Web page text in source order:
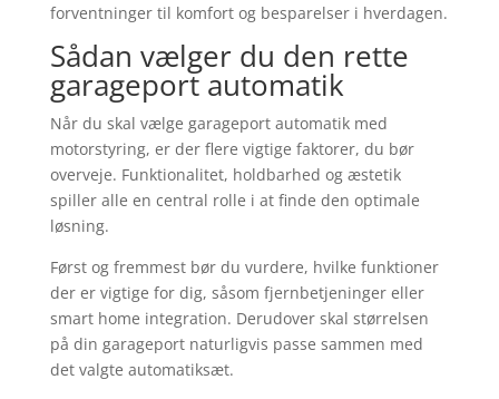
forventninger til komfort og besparelser i hverdagen.
Sådan vælger du den rette
garageport automatik
Når du skal vælge garageport automatik med
motorstyring, er der flere vigtige faktorer, du bør
overveje. Funktionalitet, holdbarhed og æstetik
spiller alle en central rolle i at finde den optimale
løsning.
Først og fremmest bør du vurdere, hvilke funktioner
der er vigtige for dig, såsom fjernbetjeninger eller
smart home integration. Derudover skal størrelsen
på din garageport naturligvis passe sammen med
det valgte automatiksæt.